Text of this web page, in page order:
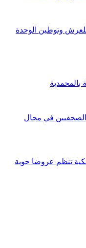
للعرش وتوطين الوحدة
بالمحمدية
الصحفيين في مجال
تنظم عروضا جوية